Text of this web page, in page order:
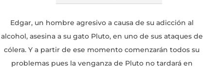
Edgar, un hombre agresivo a causa de su adicción al
alcohol, asesina a su gato Pluto, en uno de sus ataques de
cólera. Y a partir de ese momento comenzarán todos su
problemas pues la venganza de Pluto no tardará en